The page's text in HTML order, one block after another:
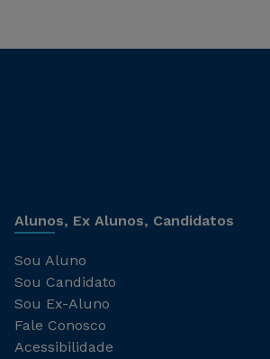
Alunos, Ex Alunos, Candidatos
Sou Aluno
Sou Candidato
Sou Ex-Aluno
Fale Conosco
Acessibilidade